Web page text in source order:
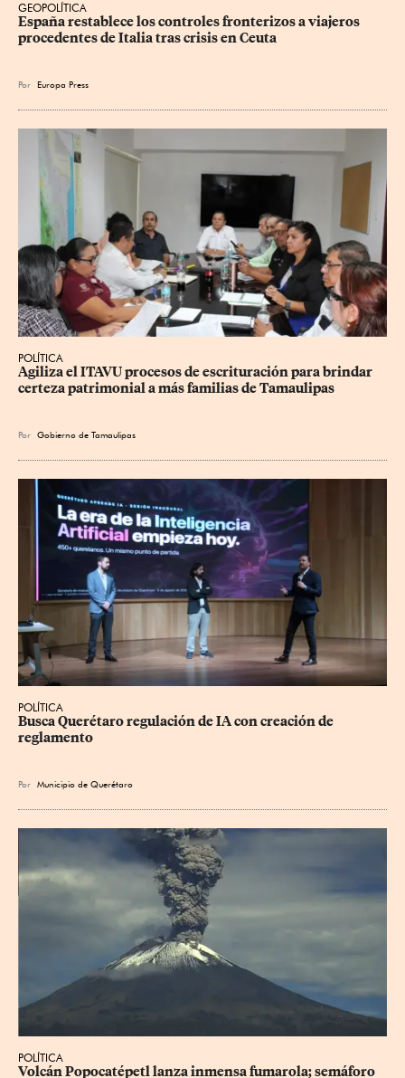
GEOPOLÍTICA
España restablece los controles fronterizos a viajeros
procedentes de Italia tras crisis en Ceuta
Por Europa Press
POLÍTICA
Agiliza el ITAVU procesos de escrituración para brindar
certeza patrimonial a más familias de Tamaulipas
Por Gobierno de Tamaulipas
POLÍTICA
Busca Querétaro regulación de IA con creación de
reglamento
Por Municipio de Querétaro
POLÍTICA
Volcán Popocatépetl lanza inmensa fumarola; semáforo